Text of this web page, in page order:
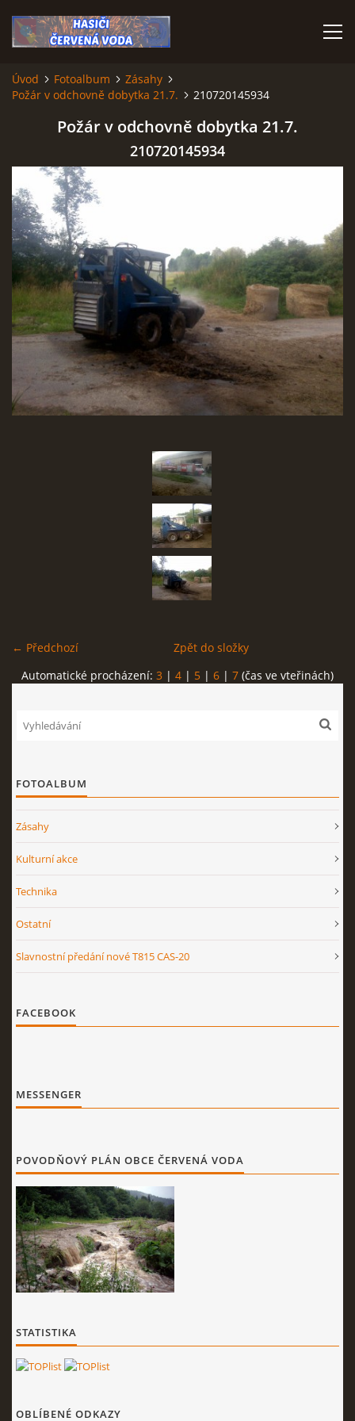
ÚVOD
VÝJEZDOVÁ JEDNOTKA
VÝJEZDY V ROCE 2026
KONTAKTY
MLADÍ HASIČI
HISTORIE SBORU
SBĚR VYSLOUŽILÉHO ELEKTROZAŘÍZENÍ
English Deutsch
© 2026 eStránky.cz
Úvod Fotoalbum
Zásahy
Požár v odchovně dobytka 21.7.
210720145934
Požár v odchovně dobytka 21.7.
210720145934
← Předchozí
Zpět do složky
Automatické procházení: 3 | 4 | 5 | 6 | 7 (čas ve vteřinách)
FOTOALBUM
Zásahy
Kulturní akce
Technika
Ostatní
Slavnostní předání nové T815 CAS-20
FACEBOOK
MESSENGER
POVODŇOVÝ PLÁN OBCE ČERVENÁ VODA
STATISTIKA
OBLÍBENÉ ODKAZY